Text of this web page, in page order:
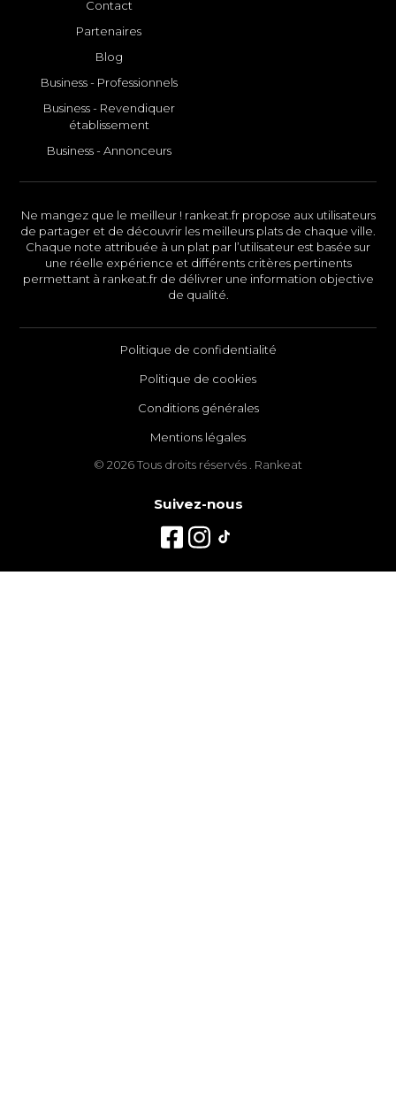
Contact
Partenaires
Blog
Business - Professionnels
Business - Revendiquer
établissement
Business - Annonceurs
Ne mangez que le meilleur ! rankeat.fr propose aux utilisateurs
de partager et de découvrir les meilleurs plats de chaque ville.
Chaque note attribuée à un plat par l’utilisateur est basée sur
une réelle expérience et différents critères pertinents
permettant à rankeat.fr de délivrer une information objective
de qualité.
Politique de confidentialité
Politique de cookies
Conditions générales
Mentions légales
© 2026 Tous droits réservés . Rankeat
Suivez-nous